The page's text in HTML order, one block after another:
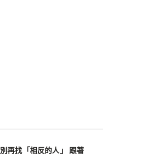
別再找「相反的人」 跟著